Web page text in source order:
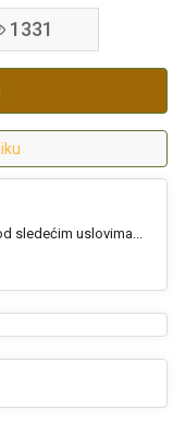
1331
sledećim uslovima...